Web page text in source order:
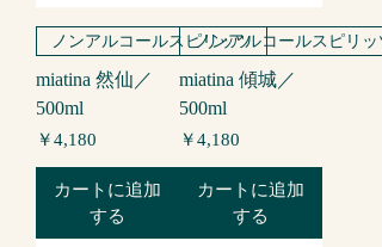
ノンアルコールスピリッツ
miatina 然仙／
500ml
価格
￥4,180
カートに追加
する
ノンアルコールスピリッ
miatina 傾城／
500ml
価格
￥4,180
カートに追加
する